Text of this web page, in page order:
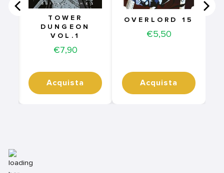
TOWER
DUNGEON
VOL.1
Price
€7,90
Acquista
OVERLORD 15
Price
€5,50
Acquista